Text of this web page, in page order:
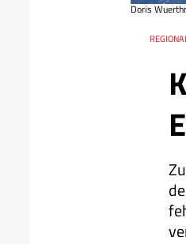
Datum
Ressort
Doris